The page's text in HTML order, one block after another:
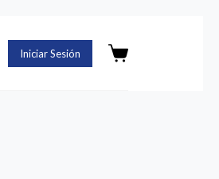
Iniciar Sesión
Carro